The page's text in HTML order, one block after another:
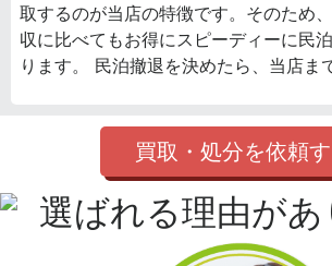
取するのが当店の特徴です。そのため
収に比べてもお得にスピーディーに民
ります。 民泊撤退を決めたら、当店ま
買取・処分を依頼